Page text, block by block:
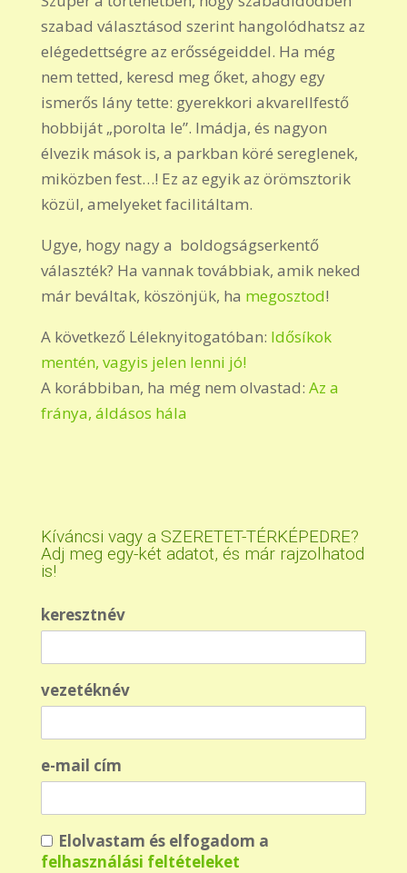
szabad választásod szerint hangolódhatsz az
elégedettségre az erősségeiddel. Ha még
nem tetted, keresd meg őket, ahogy egy
ismerős lány tette: gyerekkori akvarellfestő
hobbiját „porolta le”. Imádja, és nagyon
élvezik mások is, a parkban köré sereglenek,
miközben fest…! Ez az egyik az örömsztorik
közül, amelyeket facilitáltam.
Ugye, hogy nagy a boldogságserkentő
választék? Ha vannak továbbiak, amik neked
már beváltak, köszönjük, ha megosztod!
A következő Léleknyitogatóban: Idősíkok
mentén, vagyis jelen lenni jó!
A korábbiban, ha még nem olvastad: Az a
fránya, áldásos hála
Kíváncsi vagy a SZERETET-TÉRKÉPEDRE?
Adj meg egy-két adatot, és már rajzolhatod
is!
keresztnév
vezetéknév
e-mail cím
Elolvastam és elfogadom a
felhasználási feltételeket